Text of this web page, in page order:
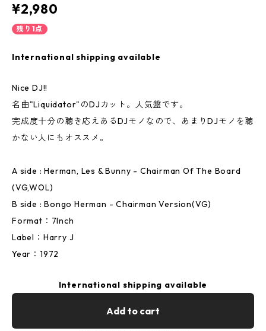
¥2,980
残り1点
International shipping available
Nice DJ!!
名曲"Liquidator"のDJカット。人気盤です。
完成度十分の聴き応えあるDJモノなので、あまりDJモノを聴
かない人にもオススメ。
A side : Herman, Les & Bunny - Chairman Of The Board
(VG,WOL)
B side : Bongo Herman - Chairman Version(VG)
Format：7Inch
Label：Harry J
Year：1972
International shipping available
Add to cart